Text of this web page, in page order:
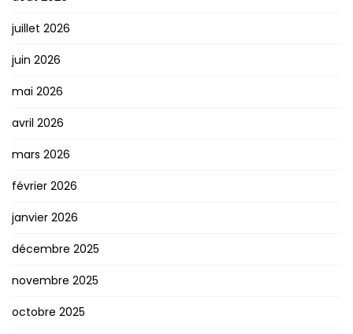
juillet 2026
juin 2026
mai 2026
avril 2026
mars 2026
février 2026
janvier 2026
décembre 2025
novembre 2025
octobre 2025